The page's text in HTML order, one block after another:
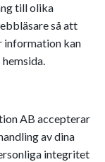
till olika
så att
information kan
AB accepterar
av dina
integritet